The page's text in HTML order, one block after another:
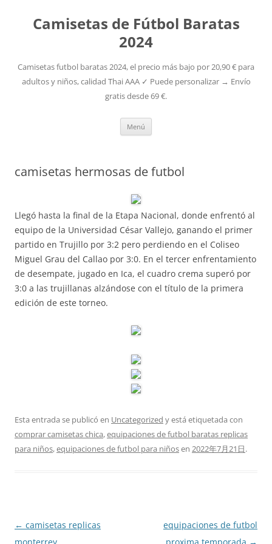
Camisetas de Fútbol Baratas
2024
Camisetas futbol baratas 2024, el precio más bajo por 20,90 € para
adultos y niños, calidad Thai AAA ✓ Puede personalizar → Envío
gratis desde 69 €.
Menú
camisetas hermosas de futbol
Llegó hasta la final de la Etapa Nacional, donde enfrentó al
equipo de la Universidad César Vallejo, ganando el primer
partido en Trujillo por 3:2 pero perdiendo en el Coliseo
Miguel Grau del Callao por 3:0. En el tercer enfrentamiento
de desempate, jugado en Ica, el cuadro crema superó por
3:0 a las trujillanas alzándose con el título de la primera
edición de este torneo.
Esta entrada se publicó en Uncategorized y está etiquetada con
comprar camisetas chica,equipaciones de futbol baratas replicas
para niños,equipaciones de futbol para niñosen 2022年7月21日.
Navegación
← camisetas replicas
equipaciones de futbol